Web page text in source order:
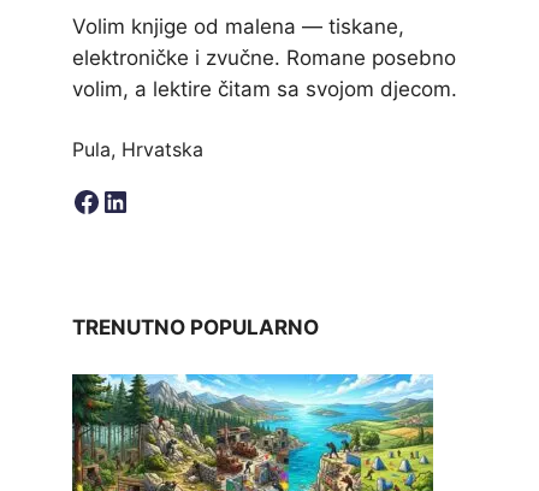
Volim knjige od malena — tiskane,
elektroničke i zvučne. Romane posebno
volim, a lektire čitam sa svojom djecom.
Pula, Hrvatska
Facebook
LinkedIn
TRENUTNO POPULARNO